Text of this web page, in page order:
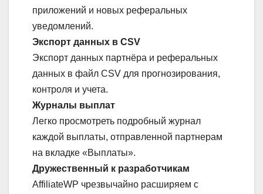
приложений и новых реферальных
уведомлений.
Экспорт данных в CSV
Экспорт данных партнёра и реферальных
данных в файл CSV для прогнозирования,
контроля и учета.
Журналы выплат
Легко просмотреть подробный журнал
каждой выплаты, отправленной партнерам
на вкладке «Выплаты».
Дружественный к разработчикам
AffiliateWP чрезвычайно расширяем с